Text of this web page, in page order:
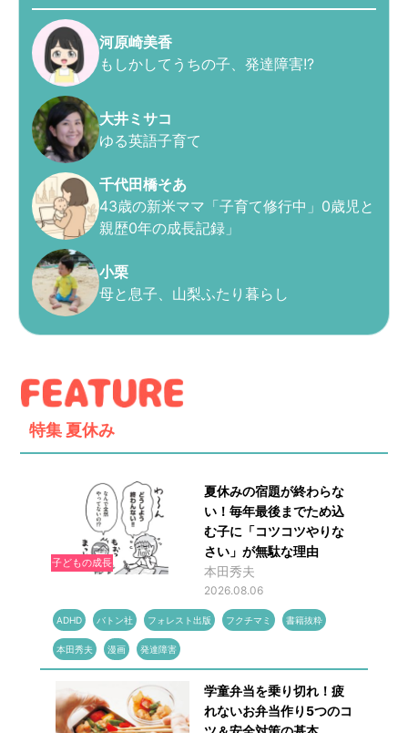
河原崎美香
もしかしてうちの子、発達障害!?
大井ミサコ
ゆる英語子育て
千代田橋そあ
43歳の新米ママ「子育て修行中」0歳児と
親歴0年の成長記録」
小栗
母と息子、山梨ふたり暮らし
特集 夏休み
子どもの成長
夏休みの宿題が終わらな
い！毎年最後までため込
む子に「コツコツやりな
さい」が無駄な理由
本田秀夫
2026.08.06
ADHD バトン社 フォレスト出版 フクチマミ 書籍抜粋
本田秀夫 漫画 発達障害
学童弁当を乗り切れ！疲
れないお弁当作り5つのコ